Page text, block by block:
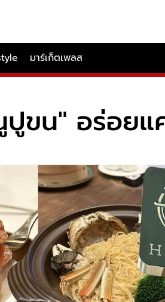
มาร์เก็ตเพลส
ปูขน" อร่อยแ